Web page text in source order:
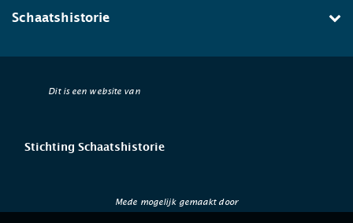
Schaatshistorie
Dit is een website van
Stichting Schaatshistorie
Mede mogelijk gemaakt door